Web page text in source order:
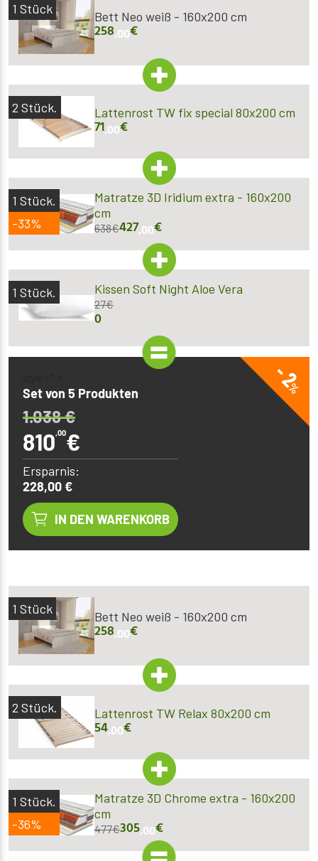
1 Stück
Bett Neo weiß - 160x200 cm
258,00€
2Stück. Lattenrost TW fix special 80x200 cm
71,00€
1 Stück.
-33%
Matratze 3D Iridium extra - 160x200
cm
638€427,00€
1 Stück. Kissen Soft Night Aloe Vera
27€
0
- 2
%
Set von 5 Produkten
1.038€
810,00€
Ersparnis:
228,00 €
IN DEN WARENKORB
1 Stück
Bett Neo weiß - 160x200 cm
258,00€
2 Stück. Lattenrost TW Relax 80x200 cm
54,00€
1 Stück.
-36%
Matratze 3D Chrome extra - 160x200
cm
477€305,00€